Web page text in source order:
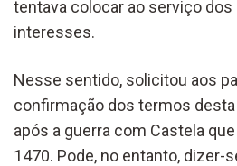
tentava colocar ao serviço
interesses.
Nesse sentido, solicitou aos
confirmação dos termos
após a guerra com Castela
1470. Pode, no entanto, dizer-